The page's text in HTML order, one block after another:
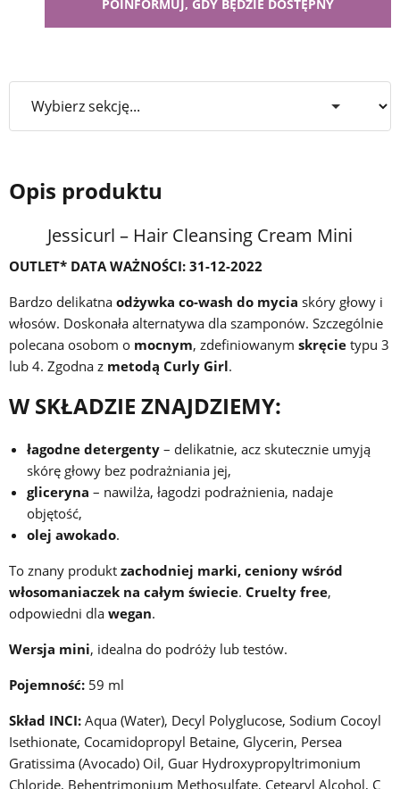
Opis produktu
Jessicurl – Hair Cleansing Cream Mini
OUTLET* DATA WAŻNOŚCI: 31-12-2022
Bardzo delikatna odżywka co-wash do mycia skóry głowy i
włosów. Doskonała alternatywa dla szamponów. Szczególnie
polecana osobom o mocnym, zdefiniowanym skręcie typu 3
lub 4. Zgodna z metodą Curly Girl.
W SKŁADZIE ZNAJDZIEMY:
łagodne detergenty – delikatnie, acz skutecznie umyją
skórę głowy bez podrażniania jej,
gliceryna – nawilża, łagodzi podrażnienia, nadaje
objętość,
olej awokado.
To znany produkt zachodniej marki, ceniony wśród
włosomaniaczek na całym świecie. Cruelty free,
odpowiedni dla wegan.
Wersja mini, idealna do podróży lub testów.
Pojemność: 59 ml
Skład INCI: Aqua (Water), Decyl Polyglucose, Sodium Cocoyl
Isethionate, Cocamidopropyl Betaine, Glycerin, Persea
Gratissima (Avocado) Oil, Guar Hydroxypropyltrimonium
Chloride, Behentrimonium Methosulfate, Cetearyl Alcohol, C